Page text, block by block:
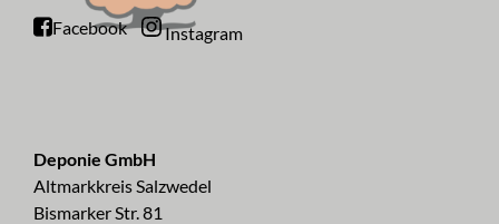
Facebook Instagram
Deponie GmbH
Altmarkkreis Salzwedel
Bismarker Str. 81